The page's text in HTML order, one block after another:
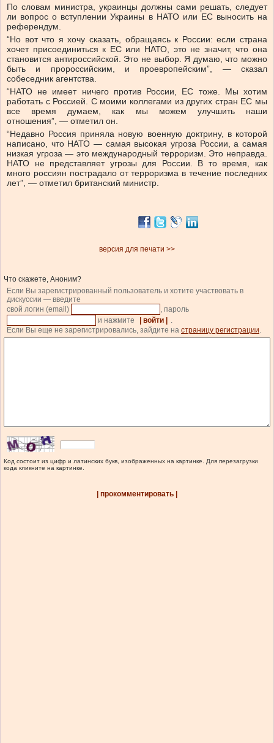
По словам министра, украинцы должны сами решать, следует
ли вопрос о вступлении Украины в НАТО или ЕС выносить на
референдум.
“Но вот что я хочу сказать, обращаясь к России: если страна
хочет присоединиться к ЕС или НАТО, это не значит, что она
становится антироссийской. Это не выбор. Я думаю, что можно
быть и пророссийским, и проевропейским”, — сказал
собеседник агентства.
“НАТО не имеет ничего против России, ЕС тоже. Мы хотим
работать с Россией. С моими коллегами из других стран ЕС мы
все время думаем, как мы можем улучшить наши
отношения”, — отметил он.
“Недавно Россия приняла новую военную доктрину, в которой
написано, что НАТО — самая высокая угроза России, а самая
низкая угроза — это международный терроризм. Это неправда.
НАТО не представляет угрозы для России. В то время, как
много россиян пострадало от терроризма в течение последних
лет”, — отметил британский министр.
версия для печати >>
Что скажете, Аноним?
Если Вы зарегистрированный пользователь и хотите участвовать в
дискуссии — введите
свой логин (email)
, пароль
и нажмите
| войти |
.
Если Вы еще не зарегистрировались, зайдите на страницу регистрации.
Код состоит из цифр и латинских букв, изображенных на картинке. Для перезагрузки
кода кликните на картинке.
| прокомментировать |